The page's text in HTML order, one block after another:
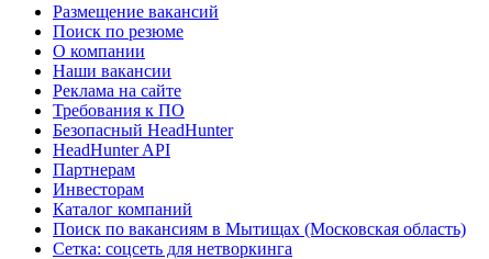
Размещение вакансий
Поиск по резюме
О компании
Наши вакансии
Реклама на сайте
Требования к ПО
Безопасный HeadHunter
HeadHunter API
Партнерам
Инвесторам
Каталог компаний
Поиск по вакансиям в Мытищах (Московская область)
Сетка: соцсеть для нетворкинга